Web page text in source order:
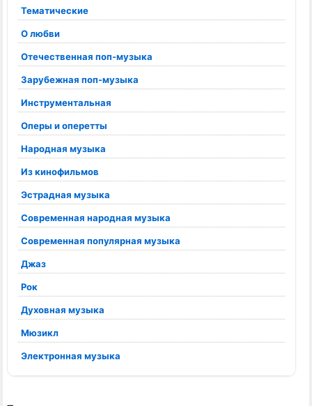
Тематические
О любви
Отечественная поп-музыка
Зарубежная поп-музыка
Инструментальная
Оперы и оперетты
Народная музыка
Из кинофильмов
Эстрадная музыка
Современная народная музыка
Современная популярная музыка
Джаз
Рок
Духовная музыка
Мюзикл
Электронная музыка